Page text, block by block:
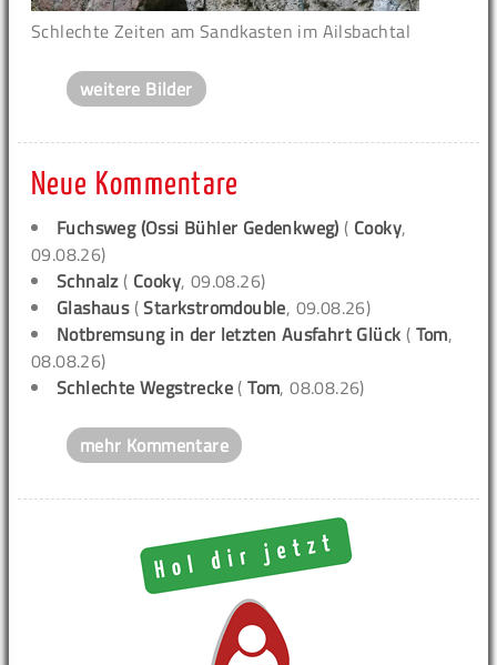
Schlechte Zeiten am Sandkasten im Ailsbachtal
weitere Bilder
Neue Kommentare
Fuchsweg (Ossi Bühler Gedenkweg) ( Cooky,
09.08.26)
Schnalz( Cooky, 09.08.26)
Glashaus(Starkstromdouble, 09.08.26)
Notbremsung in der letzten Ausfahrt Glück ( Tom,
08.08.26)
Schlechte Wegstrecke (Tom, 08.08.26)
mehr Kommentare